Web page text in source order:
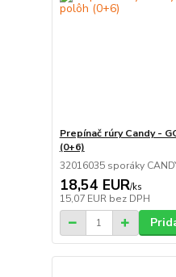
Prepínač rúry Candy -
(0+6)
32016035 sporáky
18,54 EUR/ks
15,07 EUR bez DPH